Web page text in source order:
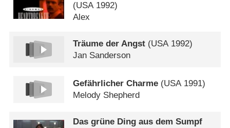
(USA1992)
Alex
Träume der Angst (USA1992)
Jan Sanderson
Gefährlicher Charme (USA1991)
Melody Shepherd
Das grüne Ding aus dem Sumpf